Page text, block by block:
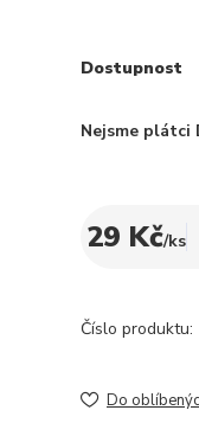
Dostupnost
Nejsme plátci
29 Kč/ks
Číslo produktu:
Do